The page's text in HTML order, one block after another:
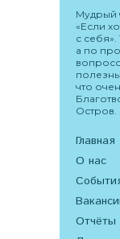
Мудрый
«Если
с
а по
что
Остров.
Главная
О нас
Отчёты